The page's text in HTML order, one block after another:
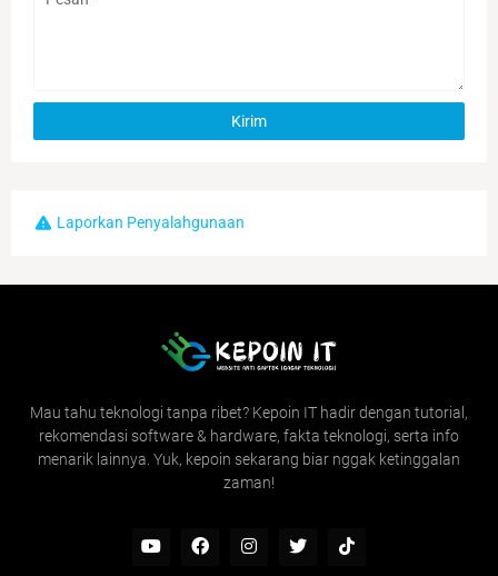
Laporkan Penyalahgunaan
Mau tahu teknologi tanpa ribet? Kepoin IT hadir dengan tutorial,
rekomendasi software & hardware, fakta teknologi, serta info
menarik lainnya. Yuk, kepoin sekarang biar nggak ketinggalan
zaman!